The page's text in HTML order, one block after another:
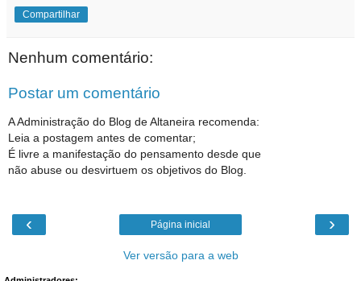
Compartilhar
Nenhum comentário:
Postar um comentário
A Administração do Blog de Altaneira recomenda:
Leia a postagem antes de comentar;
É livre a manifestação do pensamento desde que
não abuse ou desvirtuem os objetivos do Blog.
‹ ›
Página inicial
Ver versão para a web